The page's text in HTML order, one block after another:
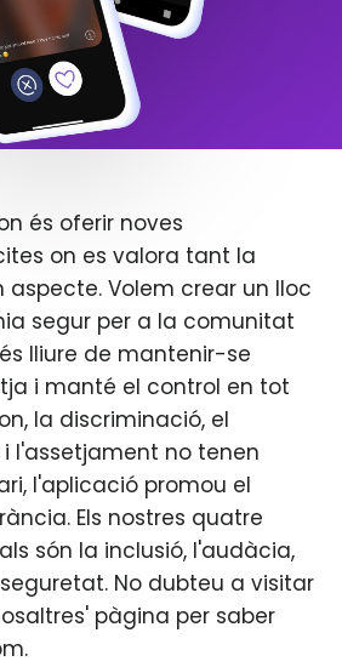
és oferir noves
on es valora tant la
Volem crear un lloc
segur per a la comunitat
lliure de mantenir-se
i manté el control en tot
la discriminació, el
l'assetjament no tenen
l'aplicació promou el
Els nostres quatre
són la inclusió, l'audàcia,
No dubteu a visitar
pàgina per saber